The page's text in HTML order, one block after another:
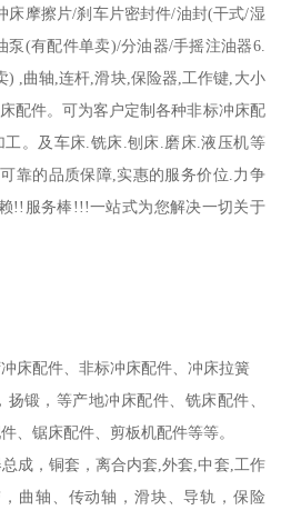
床摩擦片/刹车片密封件/油封(干式/湿
泵(有配件单卖)/分油器/手摇注油器6.
) ,曲轴,连杆,滑块,保险器,工作键,大小
配件。可为客户定制各种非标冲床配
。及车床.铣床.刨床.磨床.液压机等
靠的品质保障,实惠的服务价位.力争
!!服务棒!!!一站式为您解决一切关于
床配件、非标冲床配件、冲床拉簧
锻，等产地冲床配件、铣床配件、
、锯床配件、剪板机配件等等。
成，铜套，离合内套,外套,中套,工作
曲轴、传动轴，滑块、导轨，保险